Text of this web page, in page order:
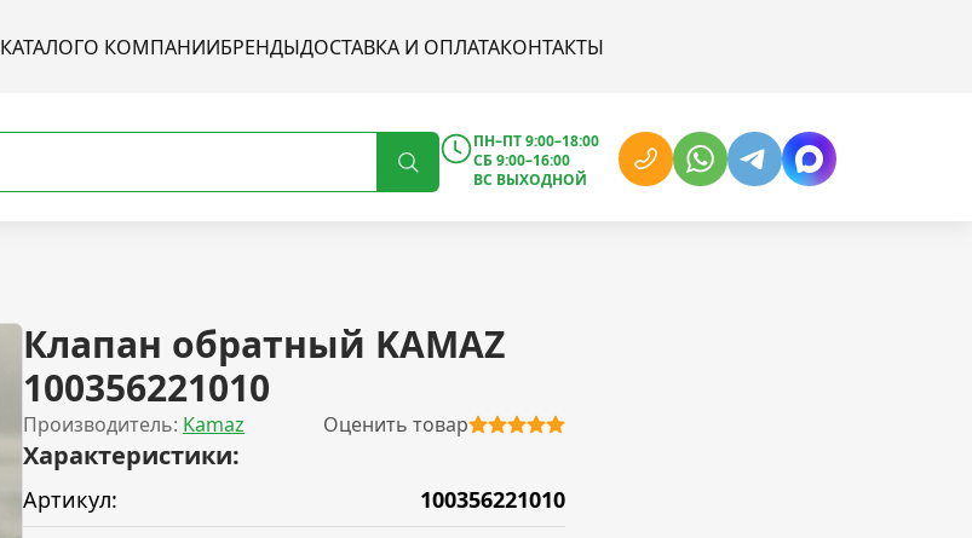
КАТАЛОГО КОМПАНИИБРЕНДЫДОСТАВКА И ОПЛАТАКОНТАКТЫ
ПН–ПТ 9:00–18:00
СБ 9:00–16:00
ВС ВЫХОДНОЙ
Клапан обратный KAMAZ
100356221010
Производитель: Kamaz Оценить товар
Характеристики:
Артикул:
100356221010